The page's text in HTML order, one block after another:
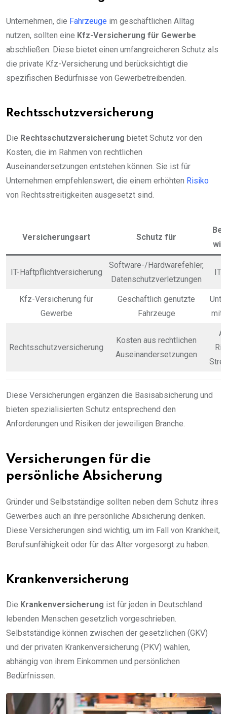
Unternehmen, die Fahrzeuge im geschäftlichen Alltag
nutzen, sollten eine Kfz-Versicherung für Gewerbe
abschließen. Diese bietet einen umfangreicheren Schutz als
die private Kfz-Versicherung und berücksichtigt die
spezifischen Bedürfnisse von Gewerbetreibenden.
Rechtsschutzversicherung
Die Rechtsschutzversicherung bietet Schutz vor den
Kosten, die im Rahmen von rechtlichen
Auseinandersetzungen entstehen können. Sie ist für
Unternehmen empfehlenswert, die einem erhöhten Risiko
von Rechtsstreitigkeiten ausgesetzt sind.
Versicherungsart Schutz für
IT-Haftpflichtversicherung
Software-/Hardwarefehler,
Datenschutzverletzungen
Kfz-Versicherung für
Gewerbe
Geschäftlich genutzte
Fahrzeuge
mit
Rechtsschutzversicherung
Kosten aus rechtlichen
Auseinandersetzungen
Diese Versicherungen ergänzen die Basisabsicherung und
bieten spezialisierten Schutz entsprechend den
Anforderungen und Risiken der jeweiligen Branche.
Versicherungen für die
persönliche Absicherung
Gründer und Selbstständige sollten neben dem Schutz ihres
Gewerbes auch an ihre persönliche Absicherung denken.
Diese Versicherungen sind wichtig, um im Fall von Krankheit,
Berufsunfähigkeit oder für das Alter vorgesorgt zu haben.
Krankenversicherung
Die Krankenversicherung ist für jeden in Deutschland
lebenden Menschen gesetzlich vorgeschrieben.
Selbstständige können zwischen der gesetzlichen (GKV)
und der privaten Krankenversicherung (PKV) wählen,
abhängig von ihrem Einkommen und persönlichen
Bedürfnissen.